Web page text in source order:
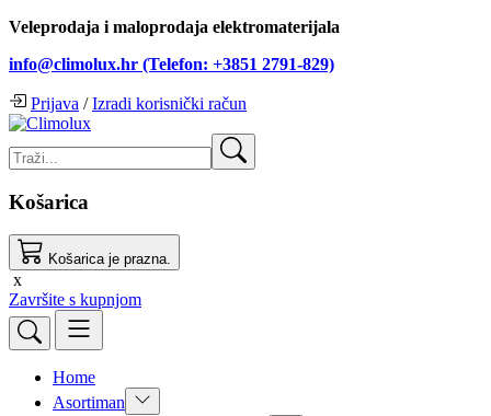
Veleprodaja i maloprodaja elektromaterijala
info@climolux.hr (Telefon: +3851 2791-829)
Prijava /Izradi korisnički račun
Košarica
Košarica je prazna.
x
Završite s kupnjom
Home
Asortiman